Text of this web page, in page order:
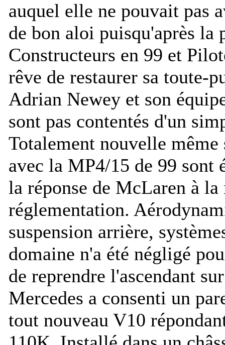
auquel elle ne pouvait pas
de bon aloi puisqu'après la
Constructeurs en 99 et
rêve de restaurer sa toute-
Adrian Newey et son
sont pas contentés d'un
Totalement nouvelle
avec la MP4/15 de 99 sont
la réponse de McLaren à
réglementation.
suspension arrière,
domaine n'a été négligé
de reprendre l'ascendant
Mercedes a consenti un
tout nouveau V10